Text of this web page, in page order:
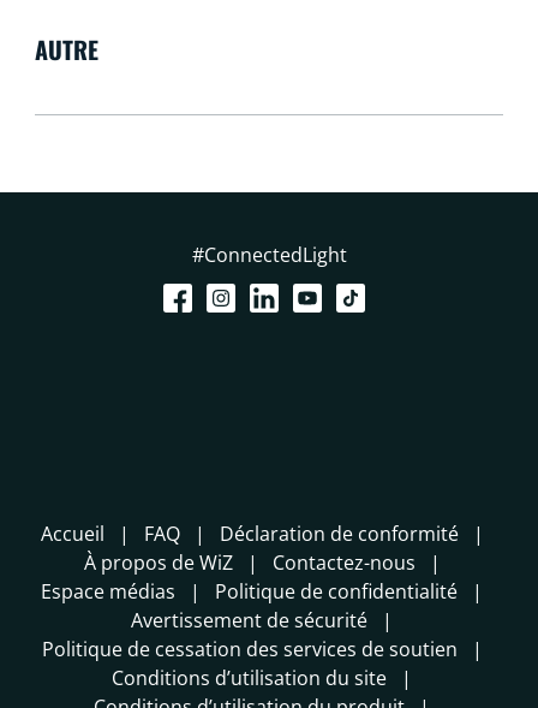
AUTRE
#ConnectedLight
Accueil FAQ
Déclaration de conformité
À propos de WiZ
Contactez-nous
Espace médias
Politique de confidentialité
Avertissement de sécurité
Politique de cessation des services de soutien
Conditions d’utilisation du site